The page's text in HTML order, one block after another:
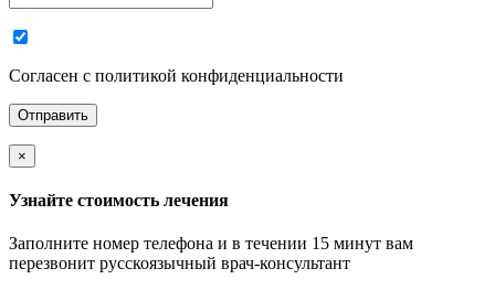
Согласен с политикой конфиденциальности
×
Узнайте стоимость лечения
Заполните номер телефона и в течении 15 минут вам
перезвонит русскоязычный врач-консультант